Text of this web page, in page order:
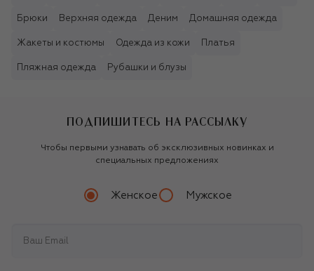
Брюки Верхняя одежда Деним Домашняя одежда
Жакеты и костюмы Одежда из кожи Платья
Пляжная одежда Рубашки и блузы
ПОДПИШИТЕСЬ НА РАССЫЛКУ
Чтобы первыми узнавать об эксклюзивных новинках и
специальных предложениях
Женское Мужское